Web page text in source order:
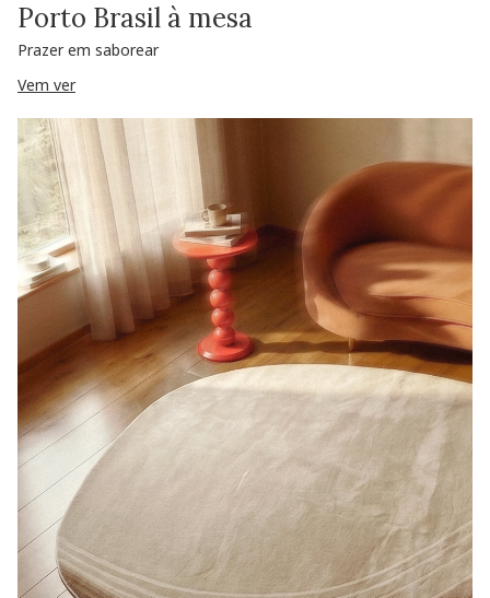
Porto Brasil à mesa
Prazer em saborear
Vem ver